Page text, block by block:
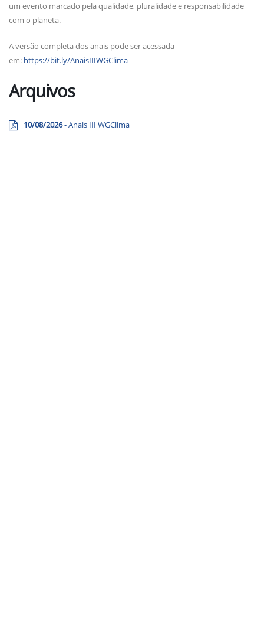
um evento marcado pela qualidade, pluralidade e responsabilidade
com o planeta.
A versão completa dos anais pode ser acessada
em: https://bit.ly/AnaisIIIWGClima
Arquivos
10/08/2026- Anais III WGClima